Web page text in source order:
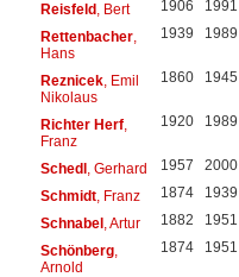
Reisfeld, Bert 1906 1991
Rettenbacher,
Hans
1939 1989
Reznicek, Emil
Nikolaus
1860 1945
Richter Herf,
Franz
1920 1989
Schedl, Gerhard 1957 2000
Schmidt, Franz 1874 1939
Schnabel, Artur 1882 1951
Schönberg,
Arnold
1874 1951